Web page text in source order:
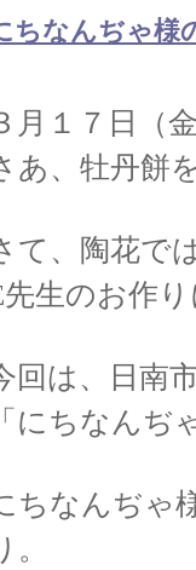
ちなんぢゃ様
月１７日（
あ、牡丹餅
て、陶花で
先生のお作
回は、日南
「にちなんぢ
ちなんぢゃ
。